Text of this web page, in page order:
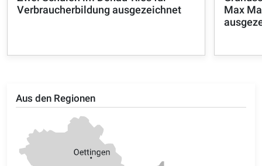
Aus den Regionen
Verbraucherbildung ausgezeichnet
Max